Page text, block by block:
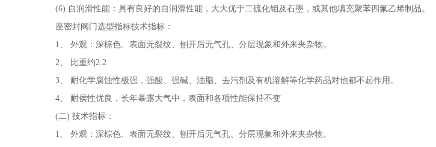
(6) 自润滑性能：具有良好的自润滑性能，大大优于二硫化钼及石墨，或其他填充聚苯四氟乙烯制品。
座密封阀门选型指标技术指标：
1、 外观：深棕色、表面无裂纹、刨开后无气孔、分层现象和外来夹杂物。
2、 比重约2.2
3、 耐化学腐蚀性极强，强酸、强碱、油脂、去污剂及有机溶解等化学药品对他都不起作用。
4、 耐侯性优良，长年暴露大气中，表面和各项性能保持不变
(二) 技术指标：
1、 外观：深棕色、表面无裂纹、刨开后无气孔、分层现象和外来夹杂物。